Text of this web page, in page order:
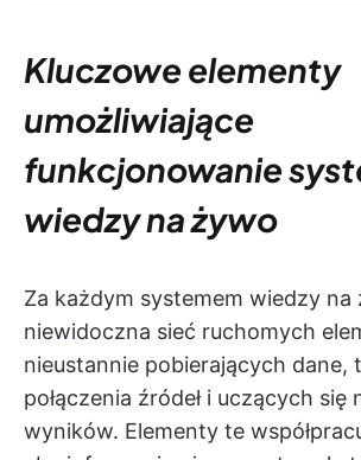
Kluczowe elementy
umożliwiające
funkcjonowanie
wiedzy na żywo
Za każdym systemem wiedzy na
niewidoczna sieć ruchomych
nieustannie pobierających dane,
połączenia źródeł i uczących się
wyników. Elementy te